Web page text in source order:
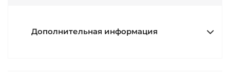
Дополнительная информация